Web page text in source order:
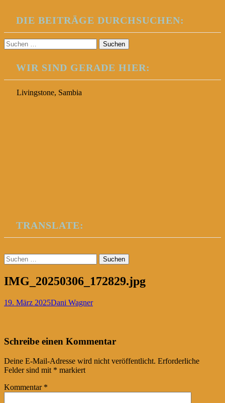
DIE BEITRÄGE DURCHSUCHEN:
Suchen
nach:
WIR SIND GERADE HIER:
Livingstone, Sambia
TRANSLATE:
Suchen
nach:
IMG_20250306_172829.jpg
19. März 2025Dani Wagner
Post
navigation
←
Schreibe einen Kommentar
Deine E-Mail-Adresse wird nicht veröffentlicht. Erforderliche
Felder sind mit * markiert
Kommentar *